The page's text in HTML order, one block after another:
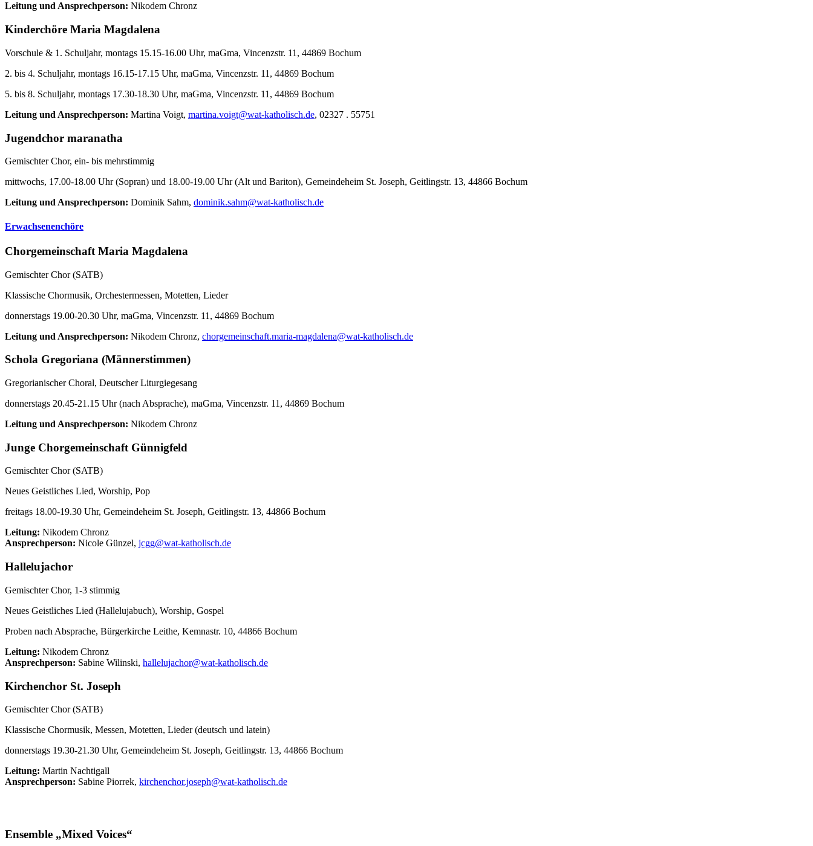
Leitung und Ansprechperson: Nikodem Chronz
Kinderchöre Maria Magdalena
Vorschule & 1. Schuljahr, montags 15.15-16.00 Uhr, maGma, Vincenzstr. 11, 44869 Bochum
2. bis 4. Schuljahr, montags 16.15-17.15 Uhr, maGma, Vincenzstr. 11, 44869 Bochum
5. bis 8. Schuljahr, montags 17.30-18.30 Uhr, maGma, Vincenzstr. 11, 44869 Bochum
Leitung und Ansprechperson: Martina Voigt, martina.voigt@wat-katholisch.de, 02327 . 55751
Jugendchor maranatha
Gemischter Chor, ein- bis mehrstimmig
mittwochs, 17.00-18.00 Uhr (Sopran) und 18.00-19.00 Uhr (Alt und Bariton), Gemeindeheim St. Joseph, Geitlingstr. 13, 44866 Bochum
Leitung und Ansprechperson: Dominik Sahm, dominik.sahm@wat-katholisch.de
Erwachsenenchöre
Chorgemeinschaft Maria Magdalena
Gemischter Chor (SATB)
Klassische Chormusik, Orchestermessen, Motetten, Lieder
donnerstags 19.00-20.30 Uhr, maGma, Vincenzstr. 11, 44869 Bochum
Leitung und Ansprechperson: Nikodem Chronz, chorgemeinschaft.maria-magdalena@wat-katholisch.de
Schola Gregoriana (Männerstimmen)
Gregorianischer Choral, Deutscher Liturgiegesang
donnerstags 20.45-21.15 Uhr (nach Absprache), maGma, Vincenzstr. 11, 44869 Bochum
Leitung und Ansprechperson: Nikodem Chronz
Junge Chorgemeinschaft Günnigfeld
Gemischter Chor (SATB)
Neues Geistliches Lied, Worship, Pop
freitags 18.00-19.30 Uhr, Gemeindeheim St. Joseph, Geitlingstr. 13, 44866 Bochum
Leitung: Nikodem Chronz
Ansprechperson: Nicole Günzel, jcgg@wat-katholisch.de
Hallelujachor
Gemischter Chor, 1-3 stimmig
Neues Geistliches Lied (Hallelujabuch), Worship, Gospel
Proben nach Absprache, Bürgerkirche Leithe, Kemnastr. 10, 44866 Bochum
Leitung: Nikodem Chronz
Ansprechperson: Sabine Wilinski, hallelujachor@wat-katholisch.de
Kirchenchor St. Joseph
Gemischter Chor (SATB)
Klassische Chormusik, Messen, Motetten, Lieder (deutsch und latein)
donnerstags 19.30-21.30 Uhr, Gemeindeheim St. Joseph, Geitlingstr. 13, 44866 Bochum
Leitung: Martin Nachtigall
Ansprechperson: Sabine Piorrek, kirchenchor.joseph@wat-katholisch.de
Ensemble „Mixed Voices“